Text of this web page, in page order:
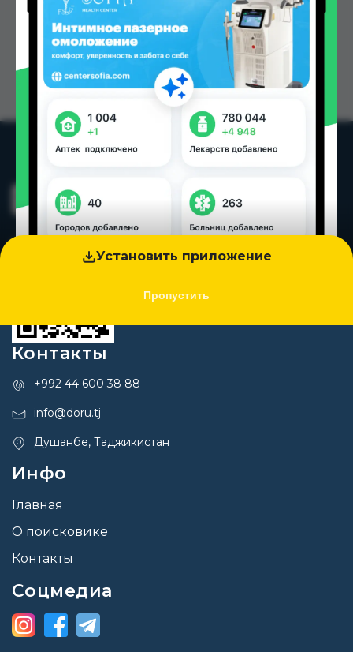
Установить приложение
Пропустить
Контакты
+992 44 600 38 88
info@doru.tj
Душанбе, Таджикистан
Инфо
Главная
О поисковике
Контакты
Соцмедиа